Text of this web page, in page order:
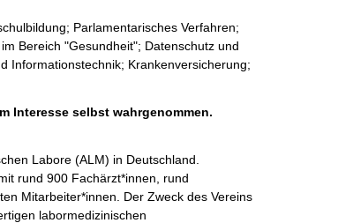
Parlamentarisches Verfahren;
Bereich "Gesundheit"; Datenschutz und
Informationstechnik; Krankenversicherung;
Interesse selbst wahrgenommen.
Labore (ALM) in Deutschland.
rund 900 Fachärzt*innen, rund
Mitarbeiter*innen. Der Zweck des Vereins
labormedizinischen